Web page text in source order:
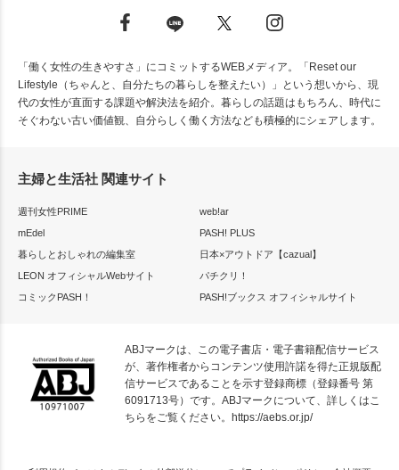
「働く女性の生きやすさ」にコミットするWEBメディア。「Reset our
Lifestyle（ちゃんと、自分たちの暮らしを整えたい）」という想いから、現
代の女性が直面する課題や解決法を紹介。暮らしの話題はもちろん、時代に
そぐわない古い価値観、自分らしく働く方法なども積極的にシェアします。
主婦と生活社 関連サイト
週刊女性PRIME
web!ar
mEdel
PASH! PLUS
暮らしとおしゃれの編集室
日本×アウトドア【cazual】
LEON オフィシャルWebサイト
パチクリ！
コミックPASH！
PASH!ブックス オフィシャルサイト
ABJマークは、この電子書店・電子書籍配信サービス
が、著作権者からコンテンツ使用許諾を得た正規版配
信サービスであることを示す登録商標（登録番号 第
6091713号）です。ABJマークについて、詳しくはこ
ちらをご覧ください。
https://aebs.or.jp/